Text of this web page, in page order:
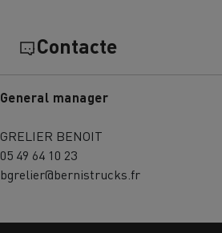
Contacte
General manager
GRELIER BENOIT
05 49 64 10 23
bgrelier@bernistrucks.fr